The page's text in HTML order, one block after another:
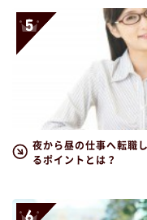
夜から昼の仕事へ転職
るポイントとは？